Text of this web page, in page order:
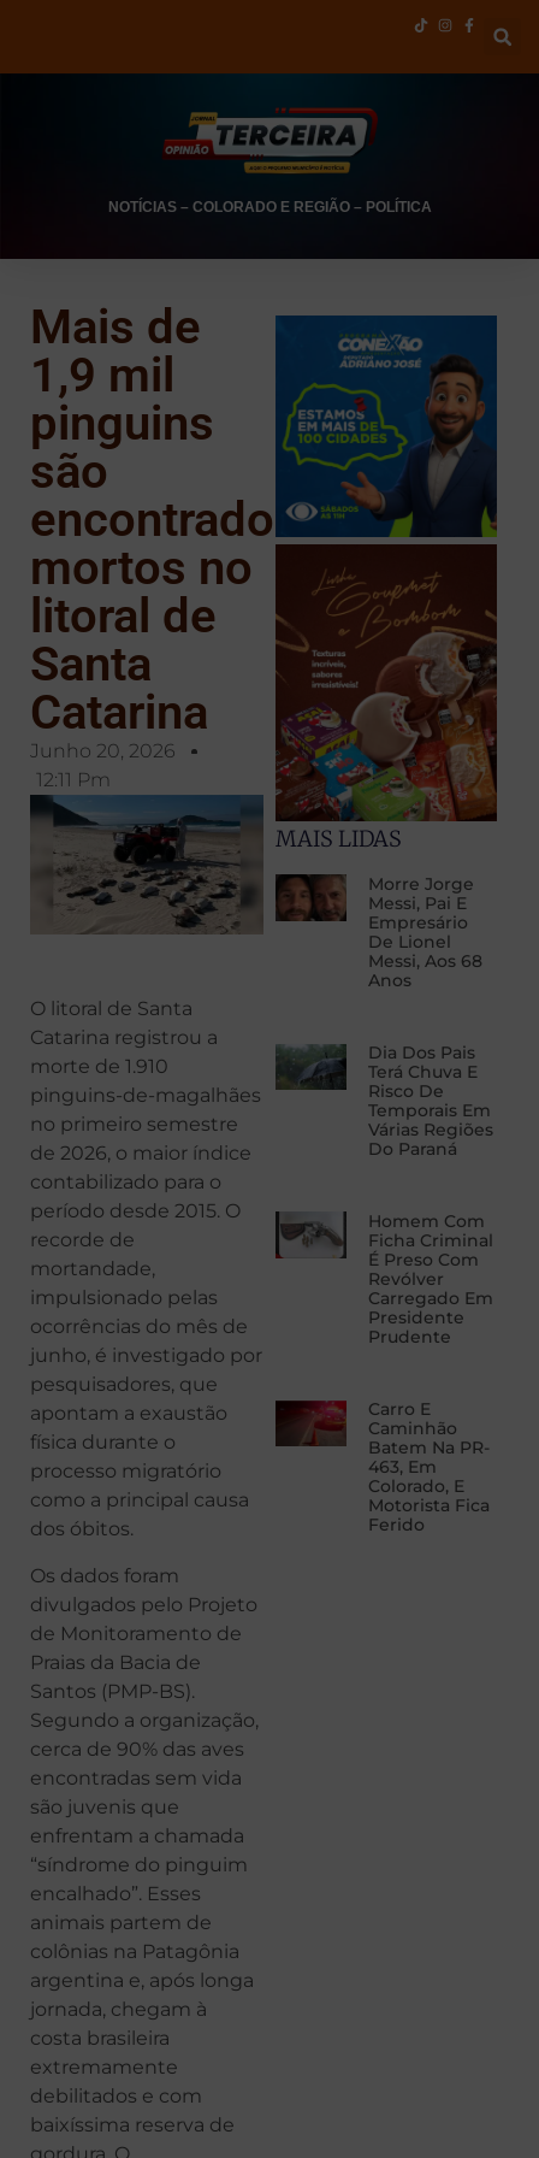
NOTÍCIAS– COLORADO E REGIÃO– POLÍTICA
Mais de
1,9 mil
pinguins
são
encontrados
mortos no
litoral de
Santa
Catarina
Junho 20, 2026
12:11 Pm
O litoral de Santa
Catarina registrou a
morte de 1.910
pinguins-de-magalhães
no primeiro semestre
de 2026, o maior índice
contabilizado para o
período desde 2015. O
recorde de
mortandade,
impulsionado pelas
ocorrências do mês de
junho, é investigado por
pesquisadores, que
apontam a exaustão
física durante o
processo migratório
como a principal causa
dos óbitos.
Os dados foram
divulgados pelo Projeto
de Monitoramento de
Praias da Bacia de
Santos (PMP-BS).
Segundo a organização,
cerca de 90% das aves
encontradas sem vida
são juvenis que
enfrentam a chamada
“síndrome do pinguim
encalhado”. Esses
animais partem de
colônias na Patagônia
argentina e, após longa
jornada, chegam à
costa brasileira
extremamente
debilitados e com
baixíssima reserva de
MAIS LIDAS
Morre Jorge
Messi, Pai E
Empresário
De Lionel
Messi, Aos 68
Anos
Dia Dos Pais
Terá Chuva E
Risco De
Temporais Em
Várias Regiões
Do Paraná
Homem Com
Ficha Criminal
É Preso Com
Revólver
Carregado Em
Presidente
Prudente
Carro E
Caminhão
Batem Na PR-
463, Em
Colorado, E
Motorista Fica
Ferido